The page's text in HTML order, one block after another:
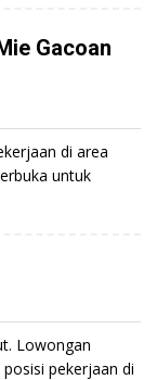
Gacoan
di area
untuk
Lowongan
pekerjaan di